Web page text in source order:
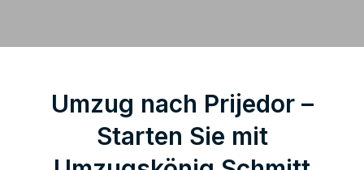
Umzug nach Prijedor –
Starten Sie mit